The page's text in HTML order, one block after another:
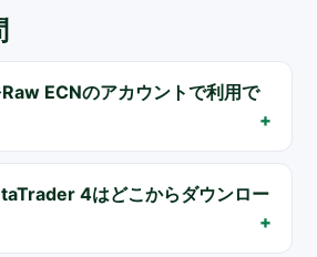
ECNのアカウントで利用で
4はどこからダウンロー